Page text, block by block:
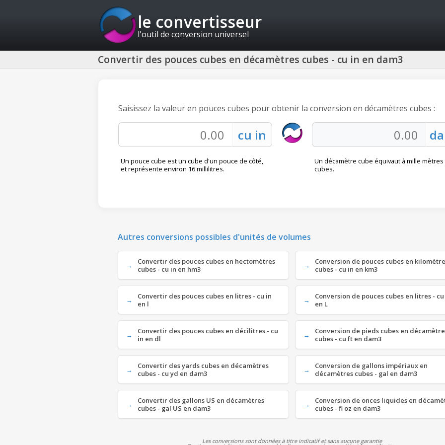
le convertisseur
l'outil de conversion universel
Convertir des pouces cubes en décamètres cubes - cu in en dam3
Saisissez la valeur en pouces cubes pour obtenir la conversion en décamètres cubes :
Un pouce cube est un cube d'un pouce de côté,
et représente environ 16 millilitres.
Un décamètre cube équivaut à mille mètres
cubes.
Autres conversions possibles d'unités de volumes
Convertir des pouces cubes en hectomètres
cubes - cu in en hm3
Conversion de pouces cubes en
cubes - cu in en km3
Convertir des pouces cubes en litres - cu in
en l
Conversion de pouces cubes en litres -
en L
Convertir des pouces cubes en décilitres - cu
in en dl
Conversion de pieds cubes en
cubes - cu ft en dam3
Convertir des yards cubes en décamètres
cubes - cu yd en dam3
Conversion de gallons impériaux en
décamètres cubes - gal en dam3
Convertir des gallons US en décamètres
cubes - gal US en dam3
Conversion de onces liquides en
cubes - fl oz en dam3
Les conversions sont données à titre indicatif et sans aucune garantie